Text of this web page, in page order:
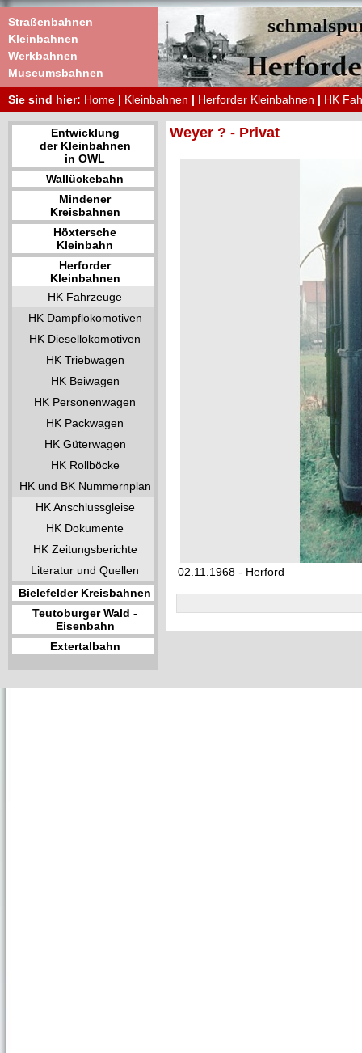
Straßenbahnen
Kleinbahnen
Werkbahnen
Museumsbahnen
Sie sind hier: Home | Kleinbahnen | Herforder Kleinbahnen | HK
Entwicklung
der Kleinbahnen
in OWL
Wallückebahn
Mindener
Kreisbahnen
Höxtersche
Kleinbahn
Herforder
Kleinbahnen
HK Fahrzeuge
HK Dampflokomotiven
HK Diesellokomotiven
HK Triebwagen
HK Beiwagen
HK Personenwagen
HK Packwagen
HK Güterwagen
HK Rollböcke
HK und BK Nummernplan
HK Anschlussgleise
HK Dokumente
HK Zeitungsberichte
Literatur und Quellen
Bielefelder Kreisbahnen
Teutoburger Wald -
Eisenbahn
Extertalbahn
Weyer ? - Privat
02.11.1968 - Herford